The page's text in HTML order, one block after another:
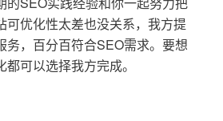
可优化性太差也没关系，我方提
务，百分百符合SEO需求。要想
可以选择我方完成。